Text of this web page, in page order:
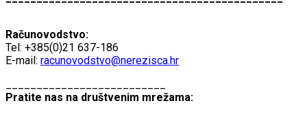
Računovodstvo:
Tel: +385(0)21 637-186
E-mail: racunovodstvo@nerezisca.hr
Pratite nas na društvenim mrežama: